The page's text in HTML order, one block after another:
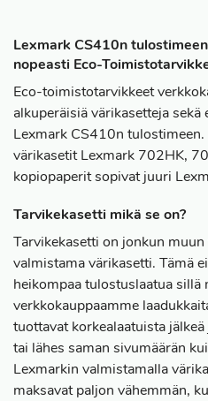
Lexmark CS410n
nopeasti Eco-
Eco-toimistotarvikkeet
alkuperäisiä värikasetteja
Lexmark CS410n
värikasetit Lexmark 702HK,
kopiopaperit sopivat juuri
Tarvikekasetti mikä se on?
Tarvikekasetti on jonkun
valmistama värikasetti. Tämä
heikompaa tulostuslaatua sillä
verkkokauppaamme
tuottavat korkealaatuista
tai lähes saman sivumäärän
Lexmarkin valmistamalla
maksavat paljon vähemmän,